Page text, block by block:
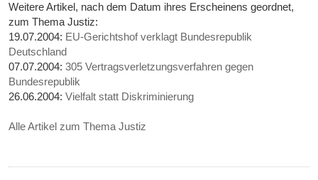
Weitere Artikel, nach dem Datum ihres Erscheinens geordnet,
zum Thema Justiz:
19.07.2004: EU-Gerichtshof verklagt Bundesrepublik
Deutschland
07.07.2004:305 Vertragsverletzungsverfahren gegen
Bundesrepublik
26.06.2004:Vielfalt statt Diskriminierung
Alle Artikel zum Thema Justiz